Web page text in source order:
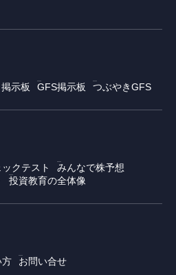
示板 GFS掲示板 つぶやきGFS
クテスト
みんなで株予想
投資教育の全体像
方 お問い合せ